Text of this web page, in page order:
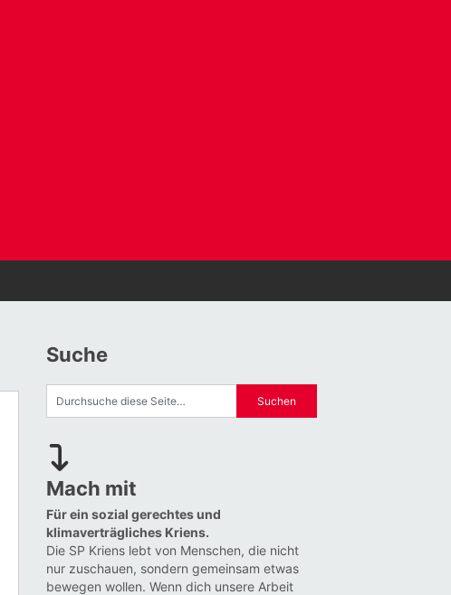
Suche
Mach mit
Für ein sozial gerechtes und
klimaverträgliches Kriens.
Die SP Kriens lebt von Menschen, die nicht
nur zuschauen, sondern gemeinsam etwas
bewegen wollen. Wenn dich unsere Arbeit